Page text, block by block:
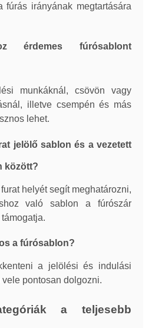
fúrás irányának megtartására
érdemes fúrósablont
munkáknál, csövön vagy
illetve csempén és más
lehet.
jelölő sablon és a vezetett
között?
helyét segít meghatározni,
való sablon a fúrószár
a fúrósablon?
a jelölési és indulási
pontosan dolgozni.
a teljesebb